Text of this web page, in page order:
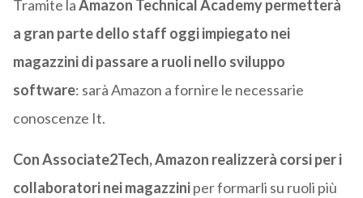
Tramite laAmazon Technical Academypermetterà
a gran parte dello staff oggi impiegato nei
magazzini di passare a ruoli nello sviluppo
software: sarà Amazon a fornire le necessarie
conoscenze It.
Con Associate2Tech, Amazon realizzerà corsi per i
collaboratori nei magazziniper formarli su ruoli più